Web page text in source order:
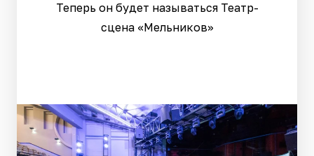
Теперь он будет называться Театр-
сцена «Мельников»